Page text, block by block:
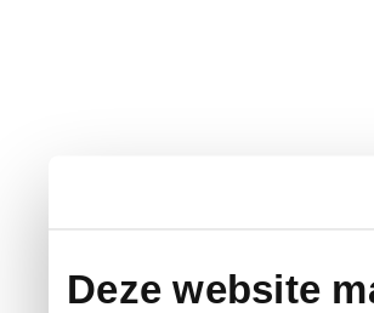
Deze website